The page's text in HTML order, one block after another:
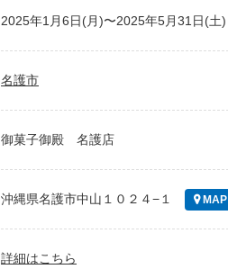
2025年1月6日(月)〜2025年5月31日(土)
名護市
御菓子御殿 名護店
沖縄県名護市中山１０２４−１ MAP
詳細はこちら